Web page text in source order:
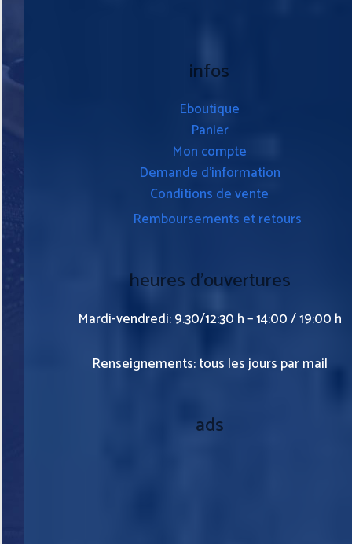
infos
Eboutique
Panier
Mon compte
Demande d’information
Conditions de vente
Remboursements et retours
heures d’ouvertures
Mardi-vendredi: 9.30/12:30 h – 14:00 / 19:00 h
Renseignements: tous les jours par mail
ads